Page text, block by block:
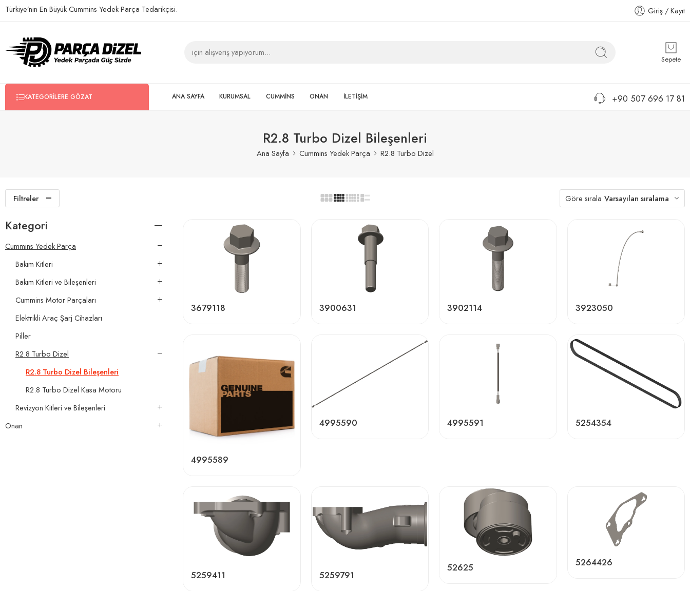
Türkiye’nin En Büyük Cummins Yedek Parça Tedarikçisi. Giriş / Kayıt
Sepete
KATEGORILERE GÖZAT ANA SAYFA KURUMSAL CUMMİNS ONAN İLETİŞİM +90 507 696 17 81
R2.8 Turbo Dizel Bileşenleri
Ana Sayfa Cummins Yedek Parça R2.8 Turbo Dizel
Filtreler Göre sırala Varsayılan sıralama
3679118 3900631 3902114 3923050
4995589
4995590 4995591 5254354
5259411 5259791
52625 5264426
Kategori
Cummins Yedek Parça
Bakım Kitleri
Bakım Kitleri ve Bileşenleri
Cummins Motor Parçaları
Elektrikli Araç Şarj Cihazları
Piller
R2.8 Turbo Dizel
R2.8 Turbo Dizel Bileşenleri
R2.8 Turbo Dizel Kasa Motoru
Revizyon Kitleri ve Bileşenleri
Onan